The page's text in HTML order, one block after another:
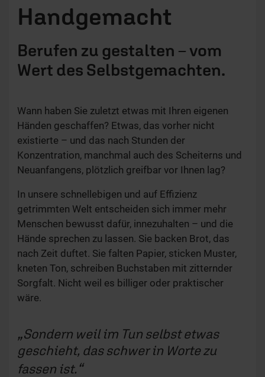
Handgemacht
Berufen zu gestalten – vom
Wert des Selbstgemachten.
Wann haben Sie zuletzt etwas mit Ihren eigenen
Händen geschaffen? Etwas, das vorher nicht
existierte – und das nach Stunden der
Konzentration, manchmal auch des Scheiterns und
Neuanfangens, plötzlich greifbar vor Ihnen lag?
In unsere schnellebigen und auf Effizienz
getrimmten Welt entscheiden sich immer mehr
Menschen bewusst dafür, innezuhalten – und die
Hände sprechen zu lassen. Sie backen Brot, das
nach Zeit duftet. Sie falten Papier, sticken Muster,
kneten Ton, schreiben Buchstaben mit zitternder
Sorgfalt. Nicht weil es billiger oder praktischer
wäre.
Sondern weil im Tun selbst etwas
geschieht, das schwer in Worte zu
fassen ist.